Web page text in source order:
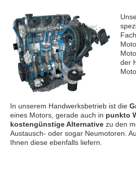
der
In unserem Handwerksbetrieb ist die
eines Motors, gerade auch in punkto
kostengünstige Alternative zu den
Austausch- oder sogar Neumotoren.
Ihnen diese ebenfalls liefern.